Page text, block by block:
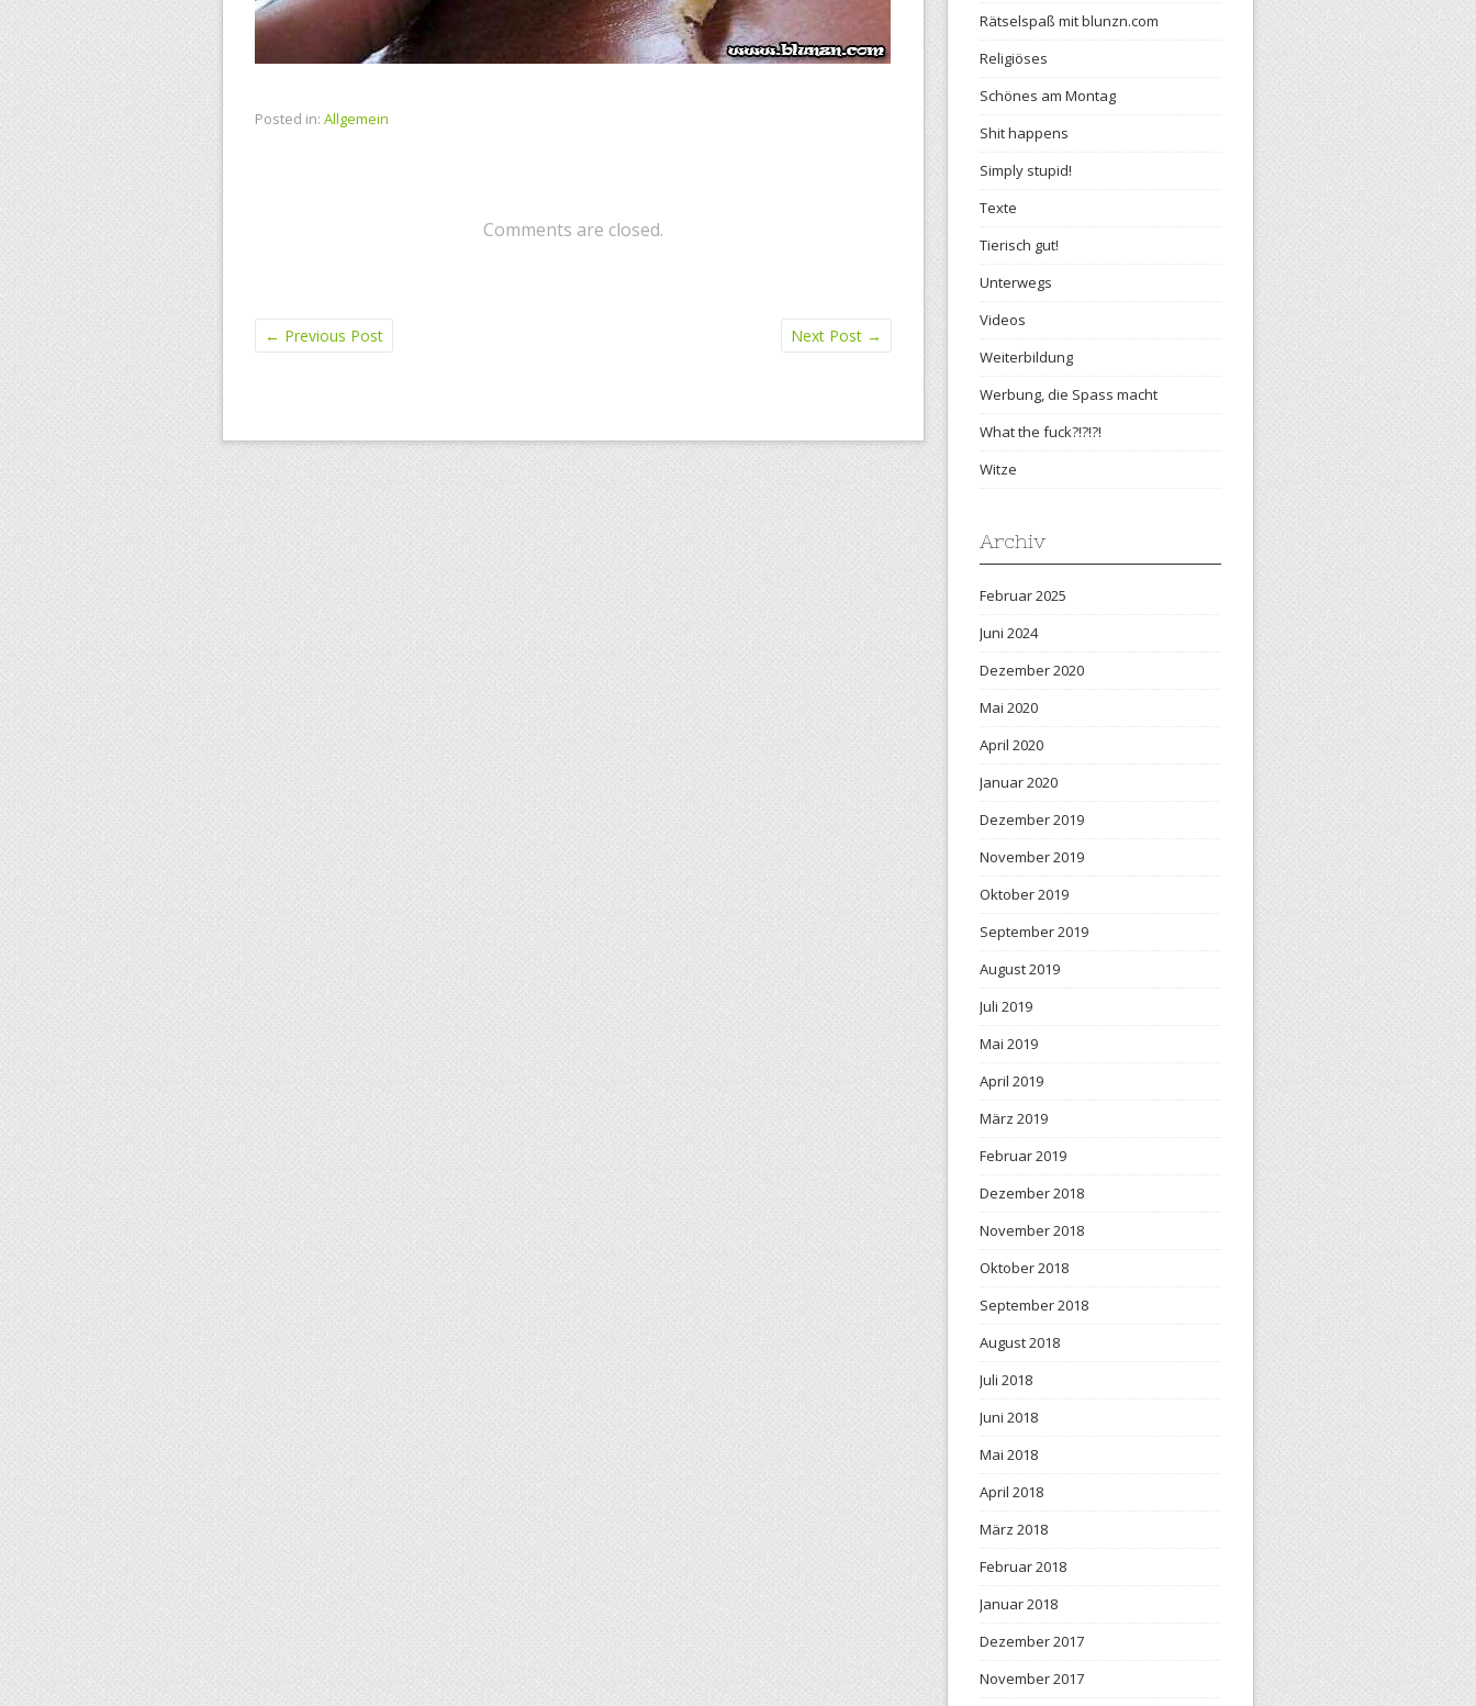
Posted in: Allgemein
Comments are closed.
← Previous Post Next Post →
Rätselspaß mit blunzn.com
Religiöses
Schönes am Montag
Shit happens
Simply stupid!
Texte
Tierisch gut!
Unterwegs
Videos
Weiterbildung
Werbung, die Spass macht
What the fuck?!?!?!
Witze
Archiv
Februar 2025
Juni 2024
Dezember 2020
Mai 2020
April 2020
Januar 2020
Dezember 2019
November 2019
Oktober 2019
September 2019
August 2019
Juli 2019
Mai 2019
April 2019
März 2019
Februar 2019
Dezember 2018
November 2018
Oktober 2018
September 2018
August 2018
Juli 2018
Juni 2018
Mai 2018
April 2018
März 2018
Februar 2018
Januar 2018
Dezember 2017
November 2017